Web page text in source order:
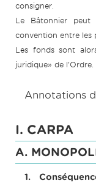
consigner.
Le Bâtonnier peut
convention entre les
Les fonds sont
juridique» de l'Ordre.
Annotations
I. CARPA
A.
1.